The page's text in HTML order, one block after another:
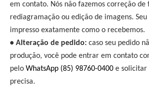
em contato. Nós não fazemos correção de
rediagramação ou edição de imagens.
impresso exatamente como o recebemos.
• Alteração de pedido: caso seu pedido
produção, você pode entrar em contato
pelo WhatsApp (85) 98760-0400 e solicitar
precisa.